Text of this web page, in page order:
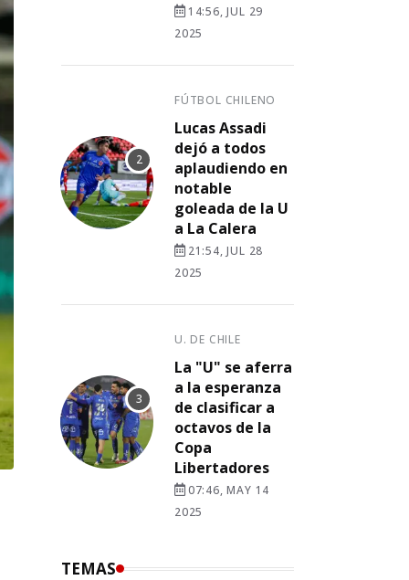
14:56, JUL 29
2025
FÚTBOL CHILENO
Lucas Assadi
dejó a todos
aplaudiendo en
notable
goleada de la U
a La Calera
21:54, JUL 28
2025
U. DE CHILE
La "U" se aferra
a la esperanza
de clasificar a
octavos de la
Copa
Libertadores
07:46, MAY 14
2025
TEMAS